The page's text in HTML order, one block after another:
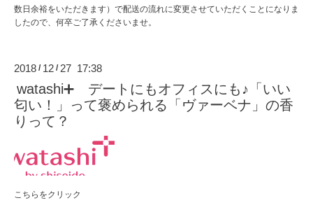
数日余裕をいただきます）で配送の流れに変更させていただくことになりま
したので、何卒ご了承くださいませ。
2018 / 12 /27 17:38
watashi➕ デートにもオフィスにも♪「いい
匂い！」って褒められる「ヴァーベナ」の香
りって？
こちらをクリック